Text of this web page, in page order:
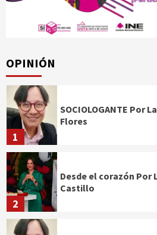
OPINIÓN
1
SOCIOLOGANTE Por
Flores
2
Desde el corazón Por
Castillo